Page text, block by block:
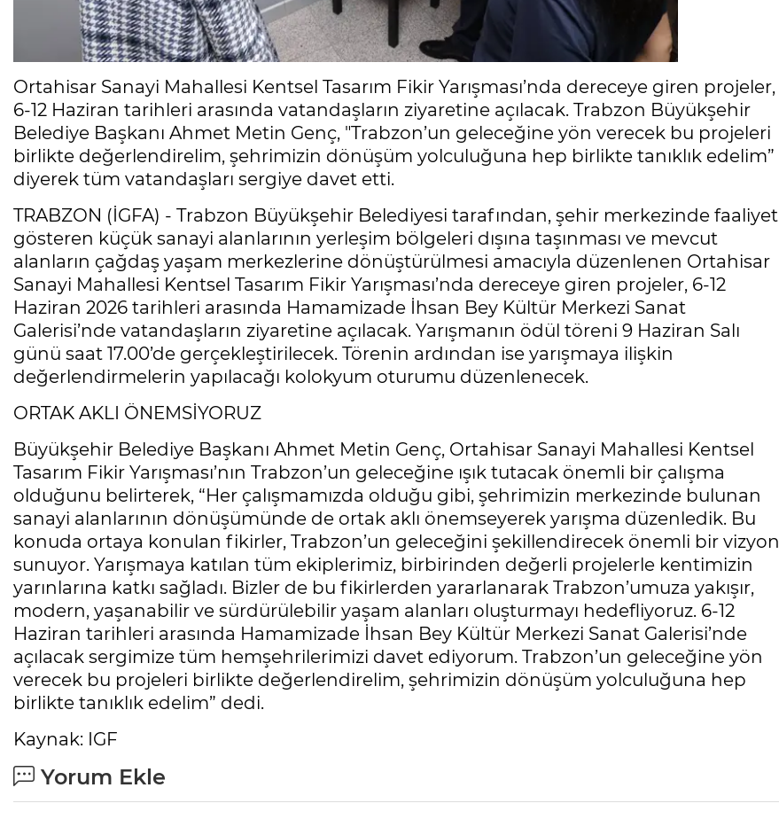
Ortahisar Sanayi Mahallesi Kentsel Tasarım Fikir Yarışması’nda dereceye giren projeler,
6-12 Haziran tarihleri arasında vatandaşların ziyaretine açılacak. Trabzon Büyükşehir
Belediye Başkanı Ahmet Metin Genç, "Trabzon’un geleceğine yön verecek bu projeleri
birlikte değerlendirelim, şehrimizin dönüşüm yolculuğuna hep birlikte tanıklık edelim”
diyerek tüm vatandaşları sergiye davet etti.
TRABZON (İGFA) - Trabzon Büyükşehir Belediyesi tarafından, şehir merkezinde faaliyet
gösteren küçük sanayi alanlarının yerleşim bölgeleri dışına taşınması ve mevcut
alanların çağdaş yaşam merkezlerine dönüştürülmesi amacıyla düzenlenen Ortahisar
Sanayi Mahallesi Kentsel Tasarım Fikir Yarışması’nda dereceye giren projeler, 6-12
Haziran 2026 tarihleri arasında Hamamizade İhsan Bey Kültür Merkezi Sanat
Galerisi’nde vatandaşların ziyaretine açılacak. Yarışmanın ödül töreni 9 Haziran Salı
günü saat 17.00’de gerçekleştirilecek. Törenin ardından ise yarışmaya ilişkin
değerlendirmelerin yapılacağı kolokyum oturumu düzenlenecek.
ORTAK AKLI ÖNEMSİYORUZ
Büyükşehir Belediye Başkanı Ahmet Metin Genç, Ortahisar Sanayi Mahallesi Kentsel
Tasarım Fikir Yarışması’nın Trabzon’un geleceğine ışık tutacak önemli bir çalışma
olduğunu belirterek, “Her çalışmamızda olduğu gibi, şehrimizin merkezinde bulunan
sanayi alanlarının dönüşümünde de ortak aklı önemseyerek yarışma düzenledik. Bu
konuda ortaya konulan fikirler, Trabzon’un geleceğini şekillendirecek önemli bir vizyon
sunuyor. Yarışmaya katılan tüm ekiplerimiz, birbirinden değerli projelerle kentimizin
yarınlarına katkı sağladı. Bizler de bu fikirlerden yararlanarak Trabzon’umuza yakışır,
modern, yaşanabilir ve sürdürülebilir yaşam alanları oluşturmayı hedefliyoruz. 6-12
Haziran tarihleri arasında Hamamizade İhsan Bey Kültür Merkezi Sanat Galerisi’nde
açılacak sergimize tüm hemşehrilerimizi davet ediyorum. Trabzon’un geleceğine yön
verecek bu projeleri birlikte değerlendirelim, şehrimizin dönüşüm yolculuğuna hep
birlikte tanıklık edelim” dedi.
Kaynak: IGF
Yorum Ekle